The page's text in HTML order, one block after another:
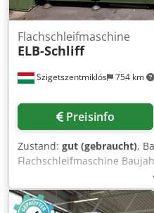
Szigetszentmiklós 754 km
Flachschleifmaschine
ELB-Schliff
Preisinfo
Zustand: gut (gebraucht),
Flachschleifmaschine
1500x550 mm Mit
Abrichtgerät Kühltank mit
Schleifscheiben vorhanden